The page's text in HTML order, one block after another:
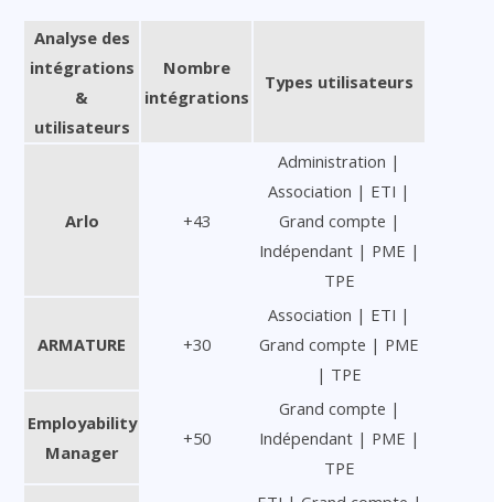
Analyse des
intégrations
&
utilisateurs
Nombre
intégrations
Types utilisateurs
Arlo +43
Administration |
Association | ETI |
Grand compte |
Indépendant | PME |
TPE
ARMATURE +30
Association | ETI |
Grand compte | PME
| TPE
Employability
Manager
+50
Grand compte |
Indépendant | PME |
TPE